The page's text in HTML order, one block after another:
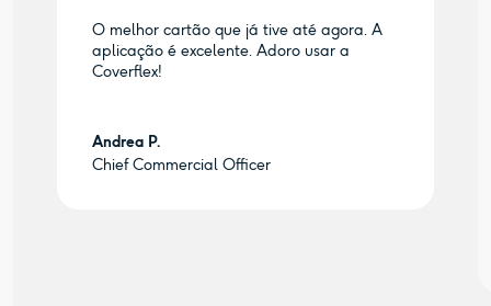
que já tive até agora. A
Adoro usar a
A solução tudo-em-
para benefícios para